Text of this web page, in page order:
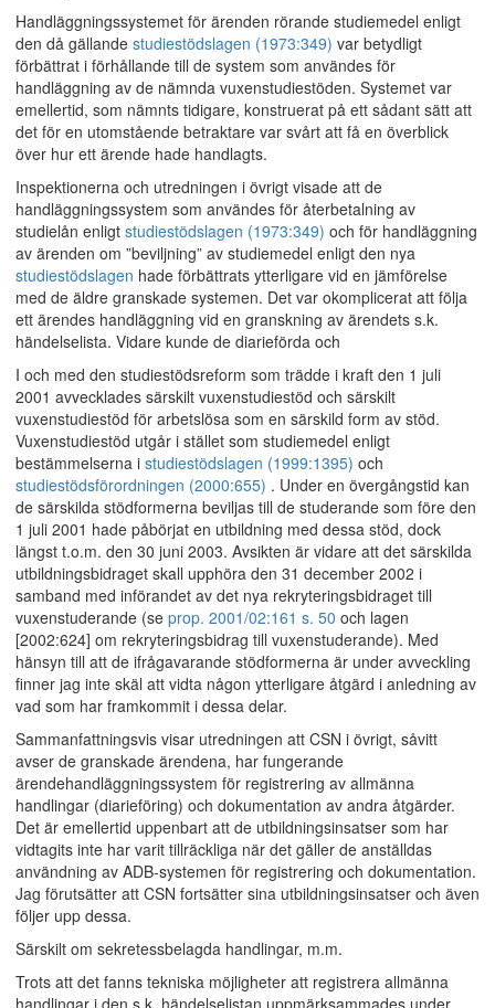
Handläggningssystemet för ärenden rörande studiemedel enligt
den då gällande studiestödslagen (1973:349) var betydligt
förbättrat i förhållande till de system som användes för
handläggning av de nämnda vuxenstudiestöden. Systemet var
emellertid, som nämnts tidigare, konstruerat på ett sådant sätt att
det för en utomstående betraktare var svårt att få en överblick
över hur ett ärende hade handlagts.
Inspektionerna och utredningen i övrigt visade att de
handläggningssystem som användes för återbetalning av
studielån enligt studiestödslagen (1973:349) och för handläggning
av ärenden om ”beviljning” av studiemedel enligt den nya
studiestödslagen hade förbättrats ytterligare vid en jämförelse
med de äldre granskade systemen. Det var okomplicerat att följa
ett ärendes handläggning vid en granskning av ärendets s.k.
händelselista. Vidare kunde de diarieförda och
I och med den studiestödsreform som trädde i kraft den 1 juli
2001 avvecklades särskilt vuxenstudiestöd och särskilt
vuxenstudiestöd för arbetslösa som en särskild form av stöd.
Vuxenstudiestöd utgår i stället som studiemedel enligt
bestämmelserna i studiestödslagen (1999:1395) och
studiestödsförordningen (2000:655) . Under en övergångstid kan
de särskilda stödformerna beviljas till de studerande som före den
1 juli 2001 hade påbörjat en utbildning med dessa stöd, dock
längst t.o.m. den 30 juni 2003. Avsikten är vidare att det särskilda
utbildningsbidraget skall upphöra den 31 december 2002 i
samband med införandet av det nya rekryteringsbidraget till
vuxenstuderande (se prop. 2001/02:161 s. 50 och lagen
[2002:624] om rekryteringsbidrag till vuxenstuderande). Med
hänsyn till att de ifrågavarande stödformerna är under avveckling
finner jag inte skäl att vidta någon ytterligare åtgärd i anledning av
vad som har framkommit i dessa delar.
Sammanfattningsvis visar utredningen att CSN i övrigt, såvitt
avser de granskade ärendena, har fungerande
ärendehandläggningssystem för registrering av allmänna
handlingar (diarieföring) och dokumentation av andra åtgärder.
Det är emellertid uppenbart att de utbildningsinsatser som har
vidtagits inte har varit tillräckliga när det gäller de anställdas
användning av ADB-systemen för registrering och dokumentation.
Jag förutsätter att CSN fortsätter sina utbildningsinsatser och även
följer upp dessa.
Särskilt om sekretessbelagda handlingar, m.m.
Trots att det fanns tekniska möjligheter att registrera allmänna
handlingar i den s.k. händelselistan uppmärksammades under